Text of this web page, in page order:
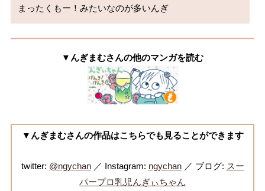
まったくもー！みたいなのが多いんぎ
▼んぎまむさんの他のマンガを読む
▼んぎまむさんの作品はこちらでも見ることができます
twitter: @ngychan／ Instagram: ngychan／ ブログ: スー
パープロ乳児んぎぃちゃん